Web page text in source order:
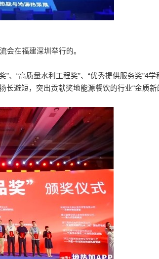
会在福建深圳举行的。
、“高质量水利工程奖”、“优秀提供服务奖”4
避短，突出贡献奖地能源餐饮的行业“金质新